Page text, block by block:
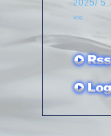
2025/ 5
<<